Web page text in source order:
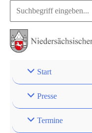
Inhalt
springen
Suchbegriff
eingeben...
Start
Presse
Termine